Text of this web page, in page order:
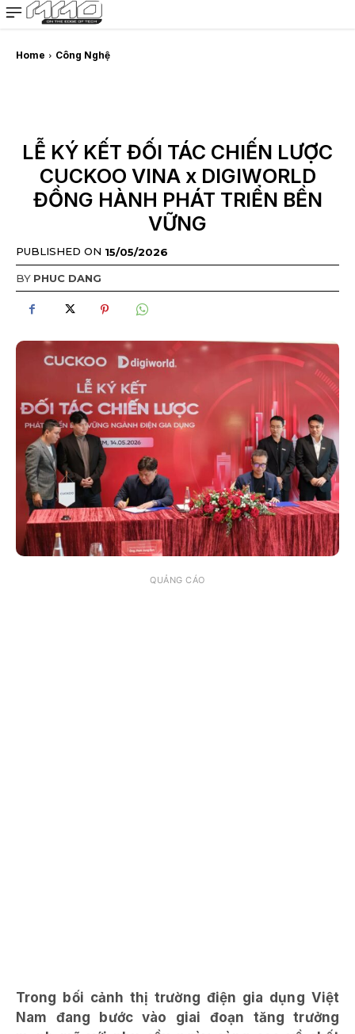
MMOSITE - Thông tin công nghệ
Bài viết nổi bật
Home Công Nghệ
LỄ KÝ KẾT ĐỐI TÁC CHIẾN LƯỢC
CUCKOO VINA x DIGIWORLD
ĐỒNG HÀNH PHÁT TRIỂN BỀN
VỮNG
PUBLISHED ON 15/05/2026
BY PHUC DANG
QUẢNG CÁO
Trong bối cảnh thị trường điện gia dụng Việt
Nam đang bước vào giai đoạn tăng trưởng